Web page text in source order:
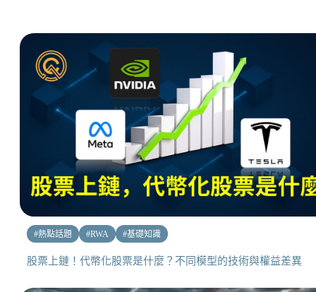
#熱點話題 #RWA #基礎知識
股票上鏈！代幣化股票是什麼？不同模型的技術與權益差異